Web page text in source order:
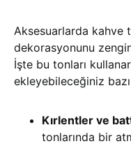
Aksesuarlarda kahve
dekorasyonunu
İşte bu tonları
ekleyebileceğiniz
Kırlentler ve
tonlarında bir